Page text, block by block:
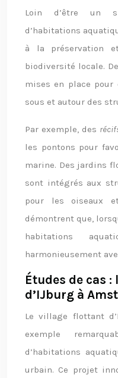
Loin d’être un
d’habitations
à la préservation
biodiversité locale.
mises en place
sous et autour des
Par exemple, des
les pontons pour
marine. Des jardins
sont intégrés aux
pour les oiseaux
démontrent que,
habitations
harmonieusement
Études de cas
d’IJburg à
Le village flottant
exemple
d’habitations
urbain. Ce projet